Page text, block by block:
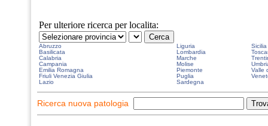
Per ulteriore ricerca per localita:
Abruzzo Liguria
Sicilia
Basilicata
Lombardia
Calabria
Marche
Campania
Molise
Emilia Romagna
Piemonte
Valle
Friuli Venezia Giulia
Puglia
Lazio
Sardegna
Ricerca nuova patologia